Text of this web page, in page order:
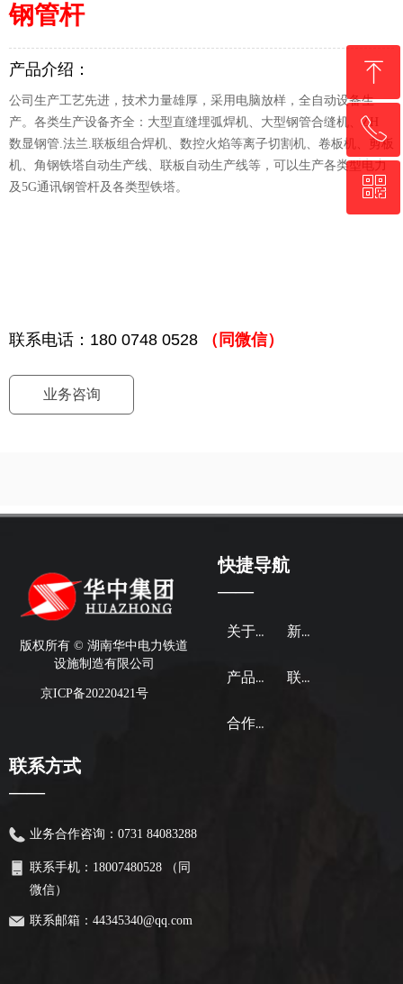
钢管杆
产品介绍：
公司生产工艺先进，技术力量雄厚，采用电脑放样，全自动设备生
产。各类生产设备齐全：大型直缝埋弧焊机、大型钢管合缝机、ZH
数显钢管.法兰.联板组合焊机、数控火焰等离子切割机、卷板机、剪板
机、角钢铁塔自动生产线、联板自动生产线等，可以生产各类型电力
及5G通讯钢管杆及各类型铁塔。
联系电话：180 0748 0528 （同微信）
业务咨询
关于华中
产品业务
合作案例
快捷导航
——
新闻资讯
联系我们
联系方式
——
业务合作咨询： 0731 84083288
联系手机： 18007480528 （同
微信）
联系邮箱： 44345340@qq.com
版权所有 © 湖南华中电力铁道
设施制造有限公司
京ICP备20220421号
ꁸ
回到顶部
ꂅ
18007480528
ꀥ